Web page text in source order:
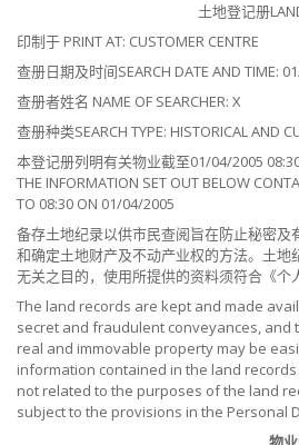
土地登记册
印制于 PRINT AT: CUSTOMER CENTRE
查册日期及时间SEARCH DATE AND TIME:
查册者姓名 NAME OF SEARCHER: X
查册种类SEARCH TYPE: HISTORICAL AND
本登记册列明有关物业截至01/04/2005
THE INFORMATION SET OUT BELOW
TO 08:30 ON 01/04/2005
备存土地纪录以供市民查阅旨在防止秘密
和确定土地财产及不动产业权的方法。土
无关之目的，使用所提供的资料须符合《个
The land records are kept and made
secret and fraudulent conveyances,
real and immovable property may be
information contained in the land
not related to the purposes of the land
subject to the provisions in the Personal